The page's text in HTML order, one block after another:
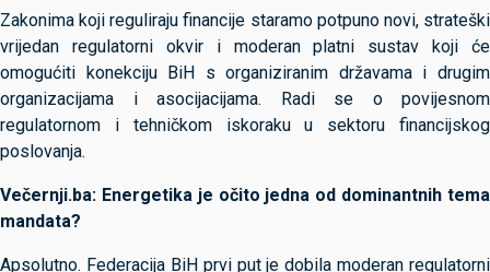
Zakonima koji reguliraju financije staramo potpuno novi, strateški
vrijedan regulatorni okvir i moderan platni sustav koji će
omogućiti konekciju BiH s organiziranim državama i drugim
organizacijama i asocijacijama. Radi se o povijesnom
regulatornom i tehničkom iskoraku u sektoru financijskog
poslovanja.
Večernji.ba: Energetika je očito jedna od dominantnih tema
mandata?
Apsolutno. Federacija BiH prvi put je dobila moderan regulatorni